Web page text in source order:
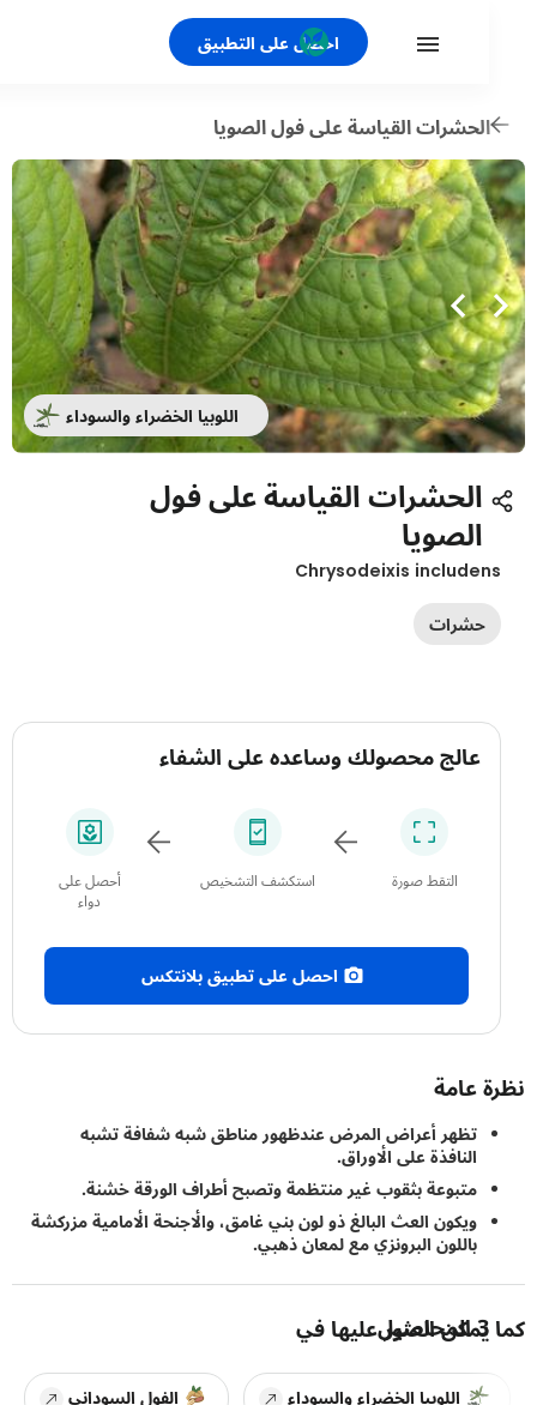
احصل على التطبيق
الحشرات القياسة على فول الصويا
اللوبيا الخضراء والسوداء
الحشرات القياسة على فول
الصويا
Chrysodeixis
حشرات
عالج محصولك وساعده على الشفاء
التقط صورة استكشف التشخيص
أحصل على
احصل على تطبيق بلانتكس
عامة
تظهر أعراض المرض عندظهور مناطق شبه شفافة تشبه
النافذة على الأوراق.
متبوعة بثقوب غير منتظمة وتصبح أطراف الورقة خشنة.
ويكون العث البالغ ذو لون بني غامق، والأجنحة الأمامية مزركشة
باللون البرونزي مع لمعان ذهبي.
العثور عليها في 3 المحاصيل
اللوبيا الخضراء والسوداء الفول السوداني